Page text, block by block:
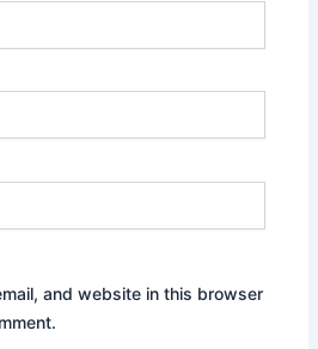
and website in this browser